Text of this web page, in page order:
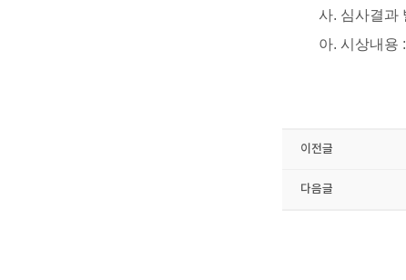
​사. 심사결과
아. 시상내용 :
이전글
다음글